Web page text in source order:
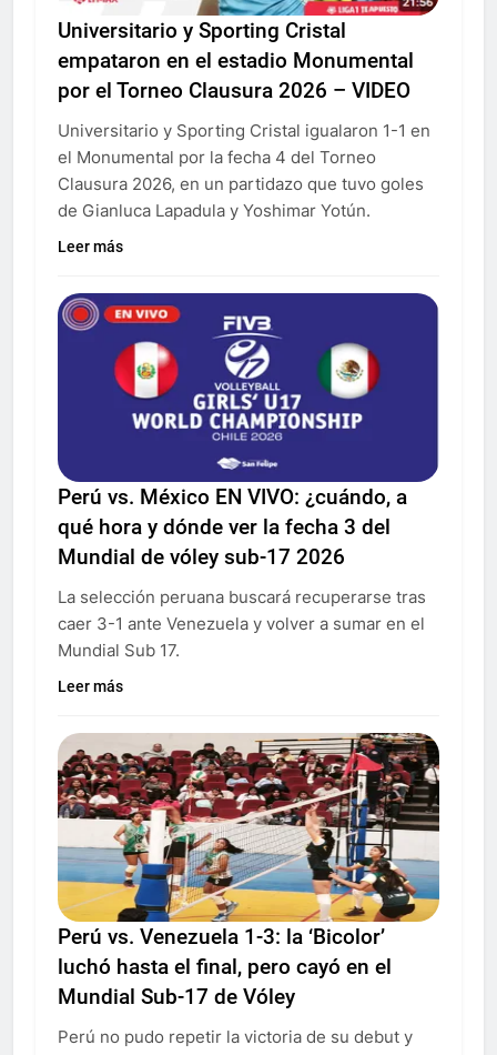
Universitario y Sporting Cristal
empataron en el estadio Monumental
por el Torneo Clausura 2026 – VIDEO
Universitario y Sporting Cristal igualaron 1-1 en
el Monumental por la fecha 4 del Torneo
Clausura 2026, en un partidazo que tuvo goles
de Gianluca Lapadula y Yoshimar Yotún.
Leer más
Perú vs. México EN VIVO: ¿cuándo, a
qué hora y dónde ver la fecha 3 del
Mundial de vóley sub-17 2026
La selección peruana buscará recuperarse tras
caer 3-1 ante Venezuela y volver a sumar en el
Mundial Sub 17.
Leer más
Perú vs. Venezuela 1-3: la ‘Bicolor’
luchó hasta el final, pero cayó en el
Mundial Sub-17 de Vóley
Perú no pudo repetir la victoria de su debut y